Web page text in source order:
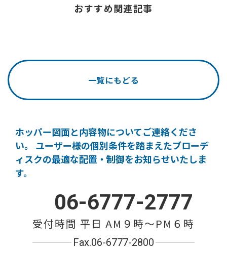
おすすめ関連記事
一覧にもどる
ホッパー図面と内容物についてご連絡くださ
い。
ユーザー様の個別条件を踏まえたブローデ
ィスクの最適な配置・制御をお知らせいたしま
す。
06-6777-2777
受付時間 平日 AM９時〜PM６時
Fax.06-6777-2800